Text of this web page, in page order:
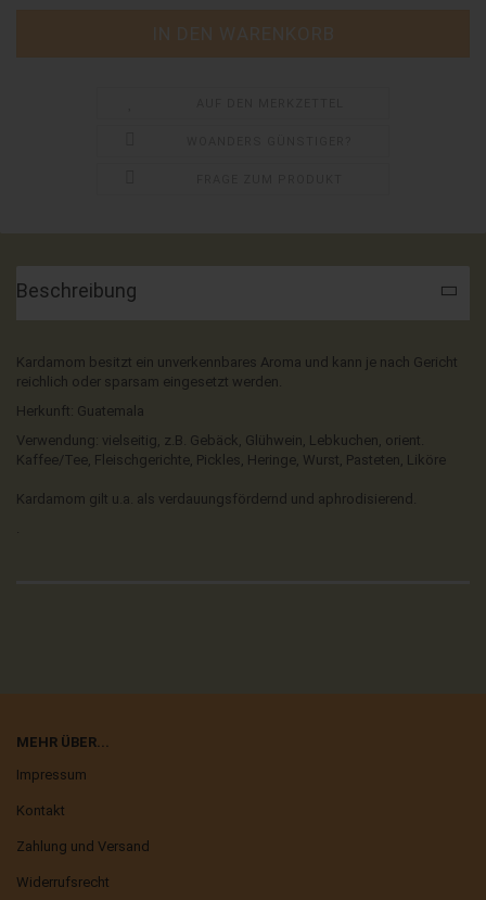
Beschreibung
Kardamom besitzt ein unverkennbares Aroma und kann je nach Gericht
reichlich oder sparsam eingesetzt werden.
Herkunft: Guatemala
Verwendung: vielseitig, z.B. Gebäck, Glühwein, Lebkuchen, orient.
Kaffee/Tee, Fleischgerichte, Pickles, Heringe, Wurst, Pasteten, Liköre
Kardamom gilt u.a. als verdauungsfördernd und aphrodisierend.
MEHR ÜBER...
Impressum
Kontakt
Zahlung und Versand
Widerrufsrecht